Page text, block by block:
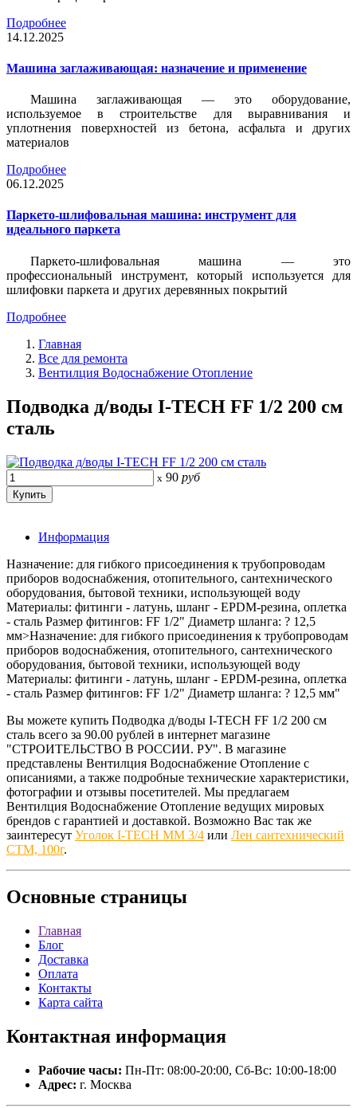
Подробнее
14.12.2025
Машина заглаживающая: назначение и применение
Машина заглаживающая — это оборудование,
используемое в строительстве для выравнивания и
уплотнения поверхностей из бетона, асфальта и других
материалов
Подробнее
06.12.2025
Паркето-шлифовальная машина: инструмент для
идеального паркета
Паркето-шлифовальная машина — это
профессиональный инструмент, который используется для
шлифовки паркета и других деревянных покрытий
Подробнее
Главная
Все для ремонта
Вентилция Водоснабжение Отопление
Подводка д/воды I-TECH FF 1/2 200 см
сталь
x 90 руб
Информация
Назначение: для гибкого присоединения к трубопроводам
приборов водоснабжения, отопительного, сантехнического
оборудования, бытовой техники, использующей воду
Материалы: фитинги - латунь, шланг - EPDM-резина, оплетка
- сталь Размер фитингов: FF 1/2" Диаметр шланга: ? 12,5
мм>Назначение: для гибкого присоединения к трубопроводам
приборов водоснабжения, отопительного, сантехнического
оборудования, бытовой техники, использующей воду
Материалы: фитинги - латунь, шланг - EPDM-резина, оплетка
- сталь Размер фитингов: FF 1/2" Диаметр шланга: ? 12,5 мм"
Вы можете купить Подводка д/воды I-TECH FF 1/2 200 см
сталь всего за 90.00 рублей в интернет магазине
"СТРОИТЕЛЬСТВО В РОССИИ. РУ". В магазине
представлены Вентилция Водоснабжение Отопление с
описаниями, а также подробные технические характеристики,
фотографии и отзывы посетителей. Мы предлагаем
Вентилция Водоснабжение Отопление ведущих мировых
брендов с гарантией и доставкой. Возможно Вас так же
заинтересут Уголок I-TECH MM 3/4 или Лен сантехнический
СТМ, 100г.
Основные страницы
Главная
Блог
Доставка
Оплата
Контакты
Карта сайта
Контактная информация
Рабочие часы: Пн-Пт: 08:00-20:00, Сб-Вс: 10:00-18:00
Адрес: г. Москва